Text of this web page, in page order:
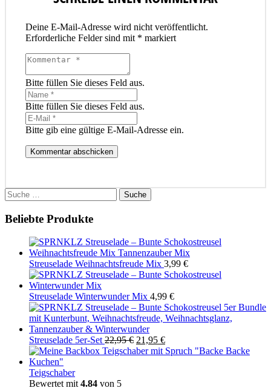
Deine E-Mail-Adresse wird nicht veröffentlicht.
Erforderliche Felder sind mit * markiert
Bitte füllen Sie dieses Feld aus.
Bitte füllen Sie dieses Feld aus.
Bitte gib eine gültige E-Mail-Adresse ein.
Kommentar abschicken
Suche
nach:
Beliebte Produkte
Streuselade Weihnachtsfreude Mix 3,99 €
Streuselade Winterwunder Mix 4,99 €
Streuselade 5er-Set 22,95€ Ursprünglicher
Preis
21,95 €Aktueller
Preis
Teigschaber
Bewertet mit 4.84 von 5